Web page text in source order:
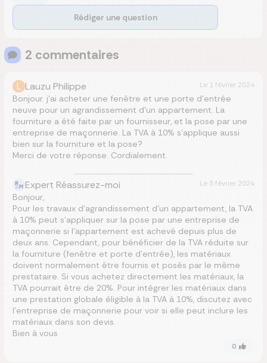
Rédiger une question
2 commentaires
L Lauzu Philippe Le 1 février 2024
Bonjour. j’ai acheter une fenêtre et une porte d’entrée
neuve pour un agrandissement d’un appartement. La
fourniture a été faite par un fournisseur, et la pose par une
entreprise de maçonnerie. La TVA à 10% s’applique aussi
bien sur la fourniture et la pose?
Merci de votre réponse. Cordialement.
Expert Réassurez-moi Le 5 février 2024
Bonjour,
Pour les travaux d’agrandissement d’un appartement, la TVA
à 10% peut s’appliquer sur la pose par une entreprise de
maçonnerie si l’appartement est achevé depuis plus de
deux ans. Cependant, pour bénéficier de la TVA réduite sur
la fourniture (fenêtre et porte d’entrée), les matériaux
doivent normalement être fournis et posés par le même
prestataire. Si vous achetez directement les matériaux, la
TVA pourrait être de 20%. Pour intégrer les matériaux dans
une prestation globale éligible à la TVA à 10%, discutez avec
l’entreprise de maçonnerie pour voir si elle peut inclure les
matériaux dans son devis.
Bien à vous
0